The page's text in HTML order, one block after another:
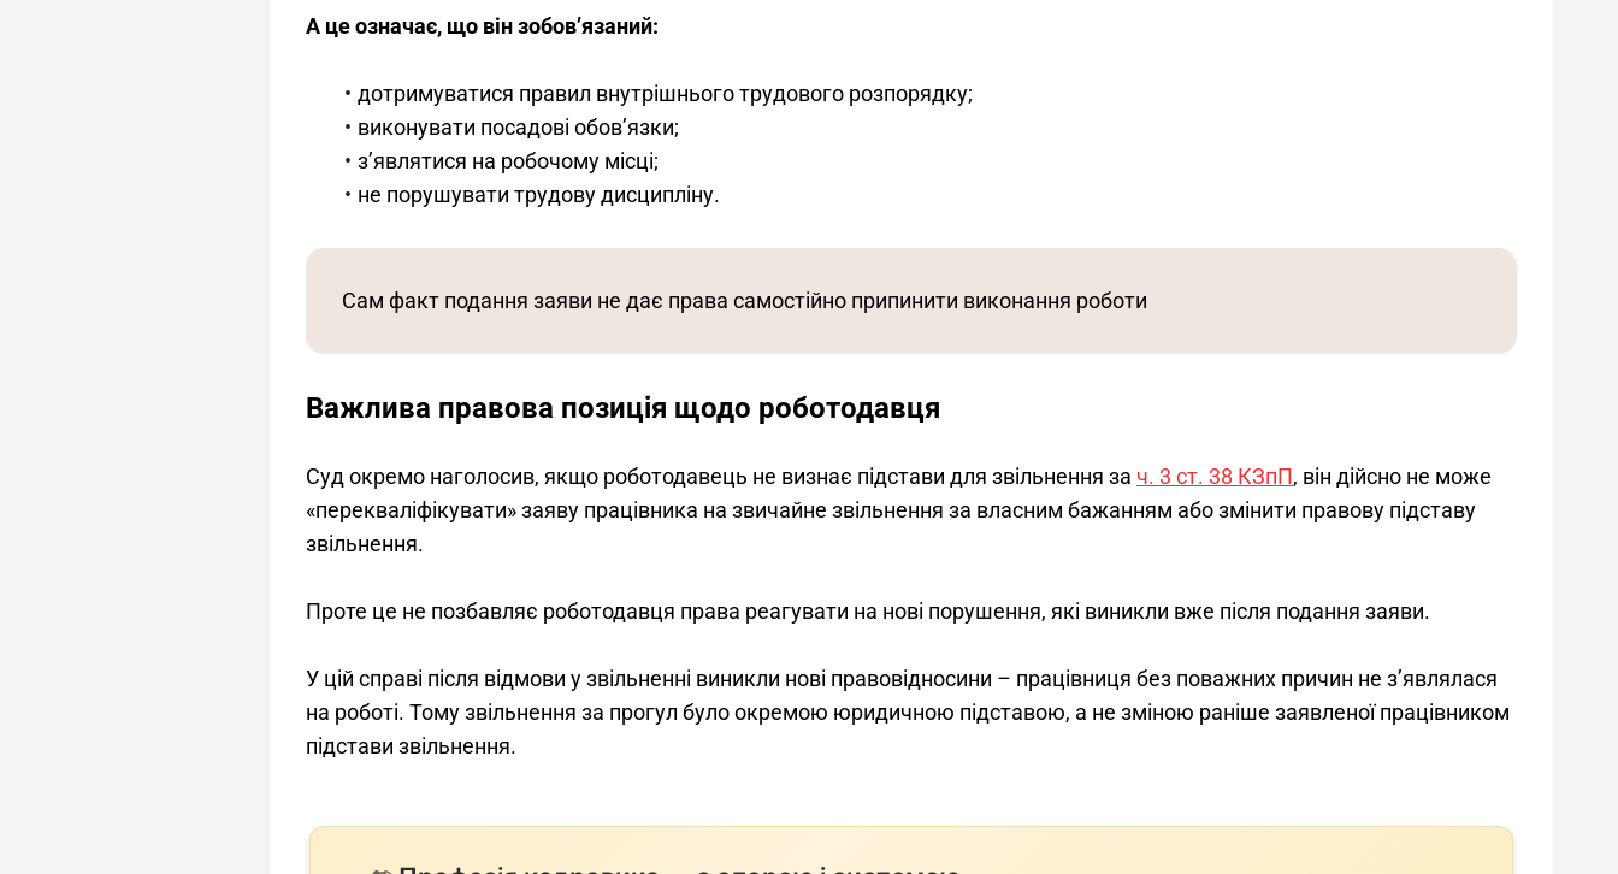
А це означає, що він зобов’язаний:
дотримуватися правил внутрішнього трудового розпорядку;
виконувати посадові обов’язки;
з’являтися на робочому місці;
не порушувати трудову дисципліну.
Сам факт подання заяви не дає права самостійно припинити виконання роботи
Важлива правова позиція щодо роботодавця
Суд окремо наголосив, якщо роботодавець не визнає підстави для звільнення за ч. 3 ст. 38 КЗпП, він дійсно не може
«перекваліфікувати» заяву працівника на звичайне звільнення за власним бажанням або змінити правову підставу
звільнення.
Проте це не позбавляє роботодавця права реагувати на нові порушення, які виникли вже після подання заяви.
У цій справі після відмови у звільненні виникли нові правовідносини – працівниця без поважних причин не з’являлася
на роботі. Тому звільнення за прогул було окремою юридичною підставою, а не зміною раніше заявленої працівником
підстави звільнення.